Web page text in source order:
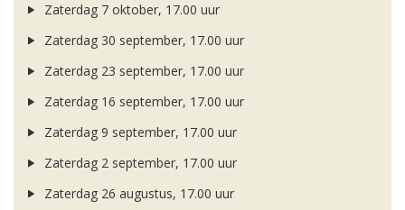
Zaterdag 7 oktober, 17.00 uur
Zaterdag 30 september, 17.00 uur
Zaterdag 23 september, 17.00 uur
Zaterdag 16 september, 17.00 uur
Zaterdag 9 september, 17.00 uur
Zaterdag 2 september, 17.00 uur
Zaterdag 26 augustus, 17.00 uur